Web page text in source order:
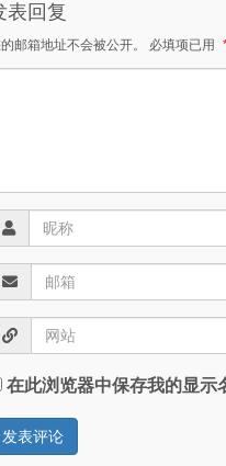
表回复
邮箱地址不会被公开。 必填项已用
在此浏览器中保存我的显示